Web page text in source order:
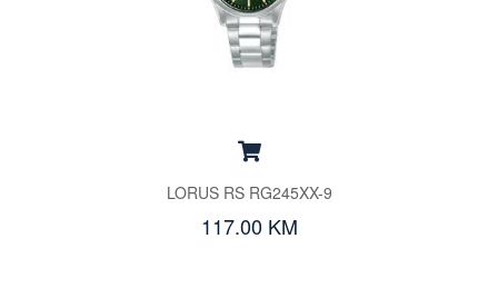
LORUS RS RG245XX-9
117.00 KM